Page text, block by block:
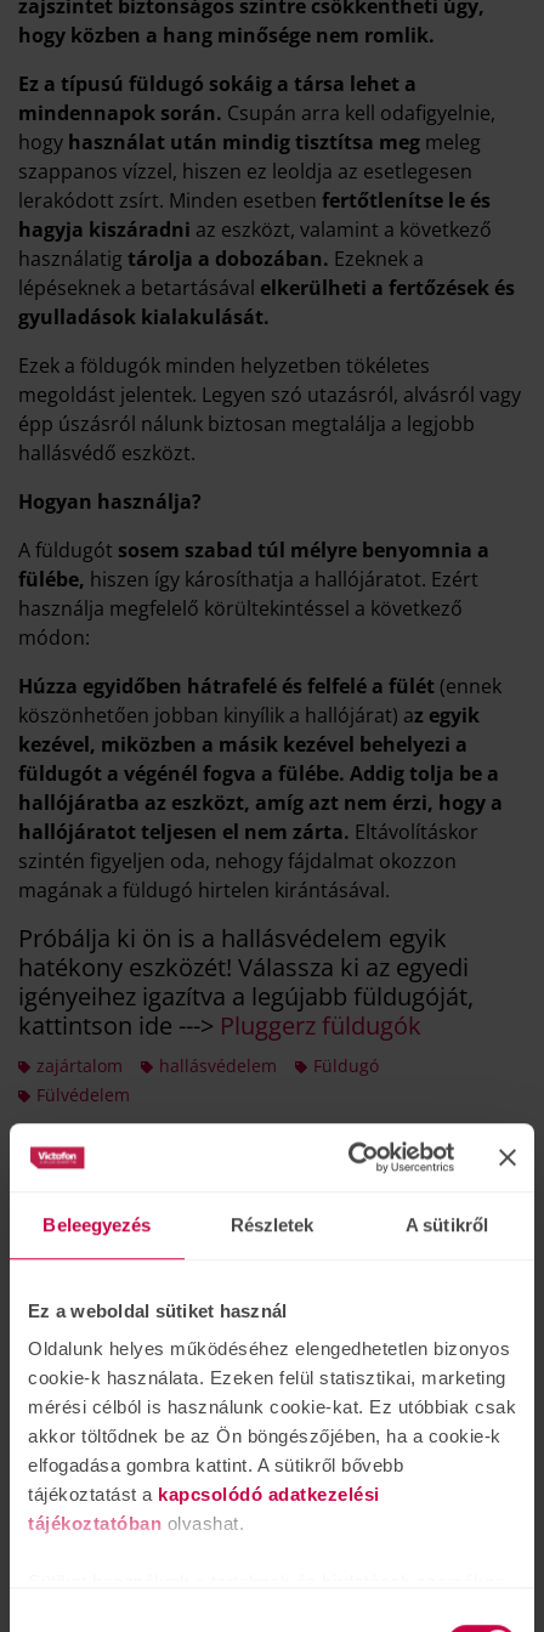
Beleegyezés Részletek A sütikről
Ez a weboldal sütiket használ
Oldalunk helyes működéséhez elengedhetetlen bizonyos
cookie-k használata. Ezeken felül statisztikai, marketing
mérési célból is használunk cookie-kat. Ez utóbbiak csak
akkor töltődnek be az Ön böngészőjében, ha a cookie-k
elfogadása gombra kattint. A sütikről bővebb
tájékoztatást a kapcsolódó adatkezelési
tájékoztatóban olvashat.
zajszintet biztonságos szintre csökkentheti úgy,
hogy közben a hang minősége nem romlik.
Ez a típusú füldugó sokáig a társa lehet a
mindennapok során. Csupán arra kell odafigyelnie,
hogy használat után mindig tisztítsa meg meleg
szappanos vízzel, hiszen ez leoldja az esetlegesen
lerakódott zsírt. Minden esetben fertőtlenítse le és
hagyja kiszáradni az eszközt, valamint a következő
használatig tárolja a dobozában. Ezeknek a
lépéseknek a betartásával elkerülheti a fertőzések és
gyulladások kialakulását.
Ezek a földugók minden helyzetben tökéletes
megoldást jelentek. Legyen szó utazásról, alvásról vagy
épp úszásról nálunk biztosan megtalálja a legjobb
hallásvédő eszközt.
Hogyan használja?
A füldugót sosem szabad túl mélyre benyomnia a
fülébe, hiszen így károsíthatja a hallójáratot. Ezért
használja megfelelő körültekintéssel a következő
módon:
Húzza egyidőben hátrafelé és felfelé a fülét (ennek
köszönhetően jobban kinyílik a hallójárat) az egyik
kezével, miközben a másik kezével behelyezi a
füldugót a végénél fogva a fülébe. Addig tolja be a
hallójáratba az eszközt, amíg azt nem érzi, hogy a
hallójáratot teljesen el nem zárta. Eltávolításkor
szintén figyeljen oda, nehogy fájdalmat okozzon
magának a füldugó hirtelen kirántásával.
Próbálja ki ön is a hallásvédelem egyik
hatékony eszközét! Válassza ki az egyedi
igényeihez igazítva a legújabb füldugóját,
kattintson ide ---> Pluggerz füldugók
zajártalom hallásvédelem
Füldugó
Fülvédelem
Olvasta már?